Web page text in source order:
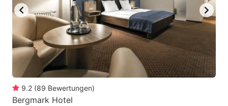
9.2 (89 Bewertungen)
Bergmark Hotel